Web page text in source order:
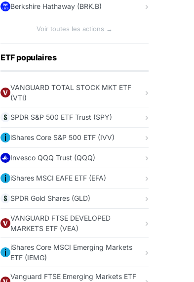
Berkshire Hathaway (BRK.B)
Voir toutes les actions →
ETF populaires
VANGUARD TOTAL STOCK MKT ETF
(VTI)
SPDR S&P 500 ETF Trust (SPY)
iShares Core S&P 500 ETF (IVV)
Invesco QQQ Trust (QQQ)
iShares MSCI EAFE ETF (EFA)
SPDR Gold Shares (GLD)
VANGUARD FTSE DEVELOPED
MARKETS ETF (VEA)
iShares Core MSCI Emerging Markets
ETF (IEMG)
Vanguard FTSE Emerging Markets ETF